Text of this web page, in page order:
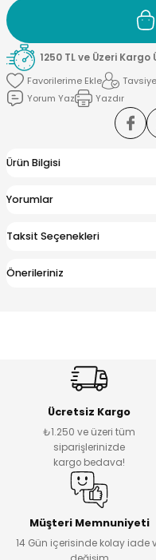
1250 TL ve Üzeri Kargo
Yorum Yaz
Yazdır
Ürün Bilgisi
Yorumlar
Taksit Seçenekleri
Önerileriniz
Ücretsiz Kargo
₺1.250 ve üzeri tüm
siparişlerinizde
kargo bedava!
Müşteri Memnuniyeti
14 Gün içerisinde kolay iade
Pleksi
Kağıdı